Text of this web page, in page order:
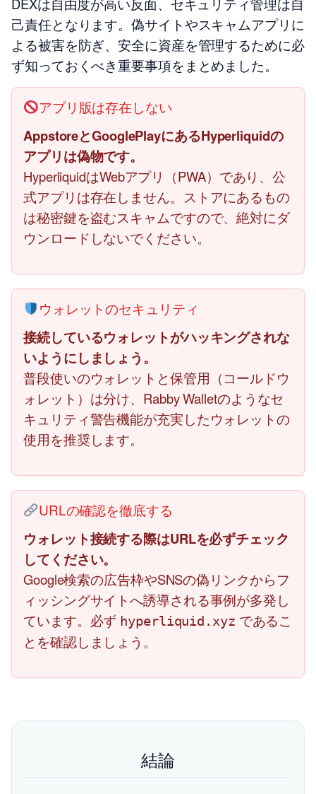
DEXは自由度が高い反面、セキュリティ管理は自
己責任となります。偽サイトやスキャムアプリに
よる被害を防ぎ、安全に資産を管理するために必
ず知っておくべき重要事項をまとめました。
アプリ版は存在しない
AppstoreとGooglePlayにあるHyperliquidの
アプリは偽物です。
HyperliquidはWebアプリ（PWA）であり、公
式アプリは存在しません。ストアにあるもの
は秘密鍵を盗むスキャムですので、絶対にダ
ウンロードしないでください。
ウォレットのセキュリティ
接続しているウォレットがハッキングされな
いようにしましょう。
普段使いのウォレットと保管用（コールドウ
ォレット）は分け、Rabby Walletのようなセ
キュリティ警告機能が充実したウォレットの
使用を推奨します。
URLの確認を徹底する
ウォレット接続する際はURLを必ずチェック
してください。
Google検索の広告枠やSNSの偽リンクからフ
ィッシングサイトへ誘導される事例が多発し
ています。必ず hyperliquid.xyz であるこ
とを確認しましょう。
結論